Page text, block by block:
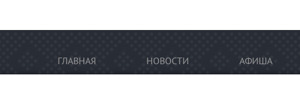
ГЛАВНАЯ НОВОСТИ АФИША